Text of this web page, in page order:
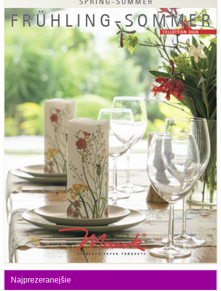
Najprezeranejšie